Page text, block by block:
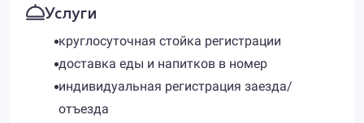
Услуги
круглосуточная стойка регистрации
доставка еды и напитков в номер
индивидуальная регистрация заезда/
отъезда